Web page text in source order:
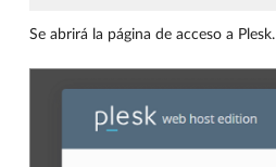
Se abrirá la página de acceso a Plesk.